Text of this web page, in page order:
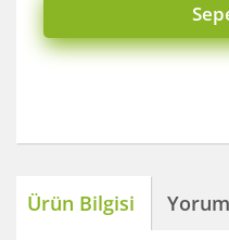
Ürün Bilgisi